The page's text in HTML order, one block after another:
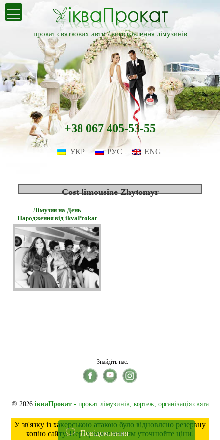
прокат святкових авто /виготовлення лімузинів
+38 067 405-53-55
УКР РУС ENG
Cost limousine Zhytomyr
Лімузин на День
Народження від ikvaProkat
Знайдіть нас:
® 2026 ікваПрокат- прокат лімузинів, кортеж, організація свята
У зв'язку із хакерською атакою було відновлено резервну
копію сайту. Перед замовленням уточнюйте ціни!
Повідомлення